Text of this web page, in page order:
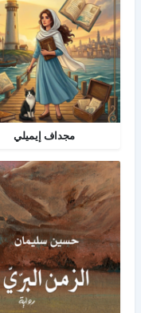
مجداف إيميلي